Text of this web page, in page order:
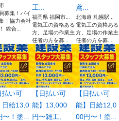
募集！バイ
！協力会社
総合...
工...
福岡県 福岡市...
電気工の資格ある
方、足場の作業主
任者の方を募...
鳶...
北海道 札幌駅...
電気工の資格ある
方、足場の作業主
任者の方を募...
払い可
日給13,0
〜！塗...
【日払い可
能】13,000
円〜雑工、
【日払い可
能】日給12,0
00円〜！塗...